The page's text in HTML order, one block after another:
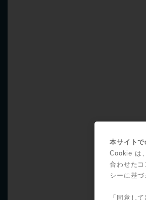
本サイト
Cookie は
合わせた
シーに基
「同意し